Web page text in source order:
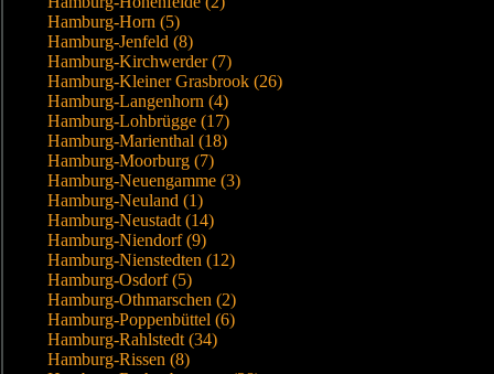
Hamburg-Horn (5)
Hamburg-Jenfeld (8)
Hamburg-Kirchwerder (7)
Hamburg-Kleiner Grasbrook (26)
Hamburg-Langenhorn (4)
Hamburg-Lohbrügge (17)
Hamburg-Marienthal (18)
Hamburg-Moorburg (7)
Hamburg-Neuengamme (3)
Hamburg-Neuland (1)
Hamburg-Neustadt (14)
Hamburg-Niendorf (9)
Hamburg-Nienstedten (12)
Hamburg-Osdorf (5)
Hamburg-Othmarschen (2)
Hamburg-Poppenbüttel (6)
Hamburg-Rahlstedt (34)
Hamburg-Rissen (8)